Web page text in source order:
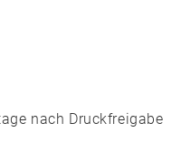
nach Druckfreigabe